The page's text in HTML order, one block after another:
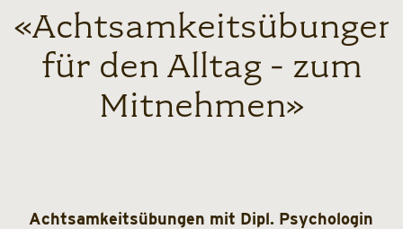
«Achtsamkeitsübungen
für den Alltag - zum
Mitnehmen»
Achtsamkeitsübungen mit Dipl. Psychologin